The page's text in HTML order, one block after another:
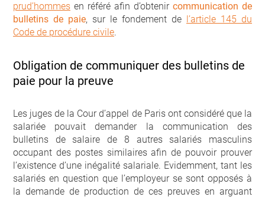
prud’hommes en référé afin d’obtenir communication de
bulletins de paie, sur le fondement de l’article 145 du
Code de procédure civile.
Obligation de communiquer des bulletins de
paie pour la preuve
Les juges de la Cour d’appel de Paris ont considéré que la
salariée pouvait demander la communication des
bulletins de salaire de 8 autres salariés masculins
occupant des postes similaires afin de pouvoir prouver
l’existence d’une inégalité salariale. Evidemment, tant les
salariés en question que l’employeur se sont opposés à
la demande de production de ces preuves en arguant